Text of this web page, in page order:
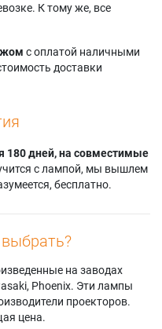
К тому же, все
с оплатой наличными
доставки
180 дней, на совместимые
с лампой, мы вышлем
бесплатно.
на заводах
Phoenix. Эти лампы
проекторов.
цена.